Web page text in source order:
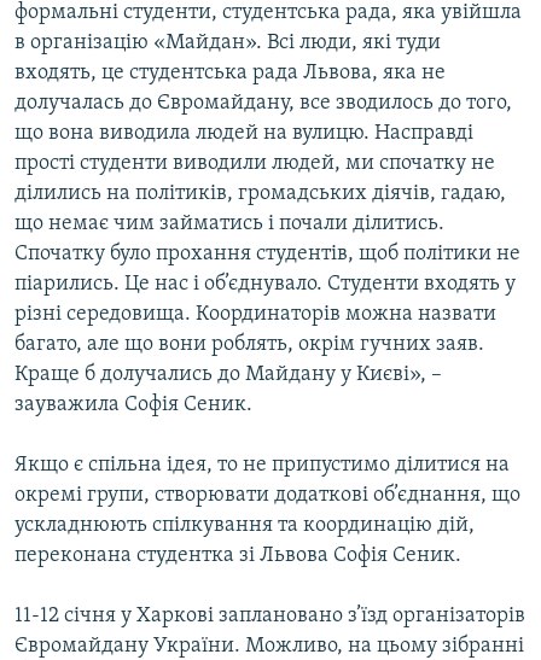
формальні студенти, студентська рада, яка увійшла
в організацію «Майдан». Всі люди, які туди
входять, це студентська рада Львова, яка не
долучалась до Євромайдану, все зводилось до того,
що вона виводила людей на вулицю. Насправді
прості студенти виводили людей, ми спочатку не
ділились на політиків, громадських діячів, гадаю,
що немає чим займатись і почали ділитись.
Спочатку було прохання студентів, щоб політики не
піарились. Це нас і об’єднувало. Студенти входять у
різні середовища. Координаторів можна назвати
багато, але що вони роблять, окрім гучних заяв.
Краще б долучались до Майдану у Києві», –
зауважила Софія Сеник.
Якщо є спільна ідея, то не припустимо ділитися на
окремі групи, створювати додаткові об’єднання, що
ускладнюють спілкування та координацію дій,
переконана студентка зі Львова Софія Сеник.
11-12 січня у Харкові заплановано з’їзд організаторів
Євромайдану України. Можливо, на цьому зібранні